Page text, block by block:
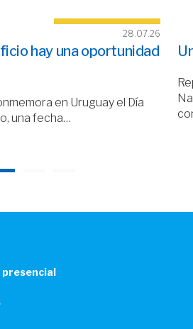
28.07.26
hay una oportunidad
en Uruguay el Día
una fecha…
presencial